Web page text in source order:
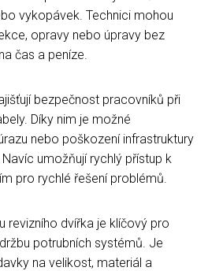
vykopávek. Technici mohou
opravy nebo úpravy bez
čas a peníze.
bezpečnost pracovníků při
Díky nim je možné
nebo poškození infrastruktury
umožňují rychlý přístup k
pro rychlé řešení problémů.
revizního dvířka je klíčový pro
potrubních systémů. Je
na velikost, materiál a